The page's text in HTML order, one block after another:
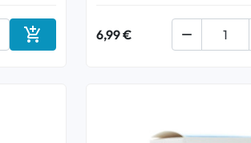
Ajouter au panier
6,99 € 